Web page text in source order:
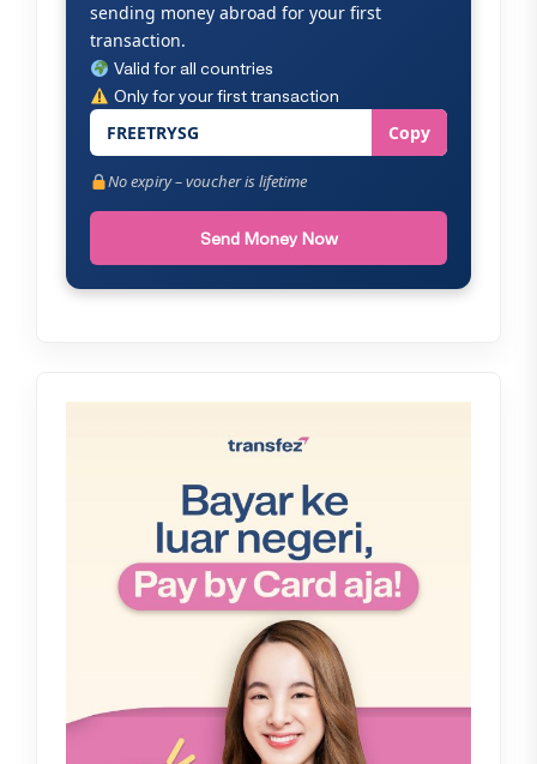
sending money abroad for your first
transaction.
Valid for all countries
Only for your first transaction
FREETRYSG Copy
No expiry – voucher is lifetime
Send Money Now